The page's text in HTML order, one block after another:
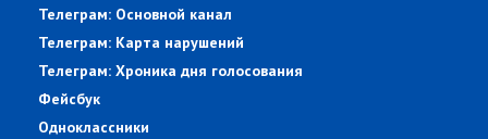
Телеграм: Основной канал
Телеграм: Карта нарушений
Телеграм: Хроника дня голосования
Фейсбук
Одноклассники